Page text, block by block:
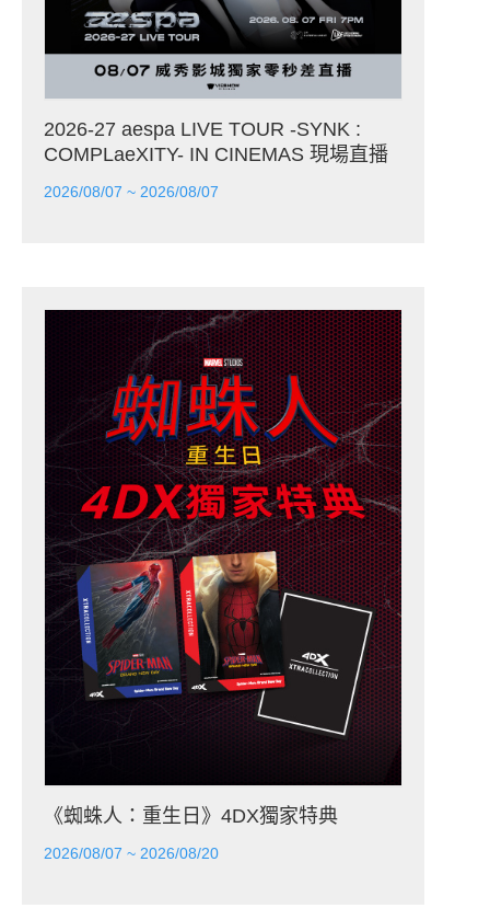
2026-27 aespa LIVE TOUR -SYNK :
COMPLaeXITY- IN CINEMAS 現場直播
2026/08/07 ~ 2026/08/07
《蜘蛛人：重生日》4DX獨家特典
2026/08/07 ~ 2026/08/20